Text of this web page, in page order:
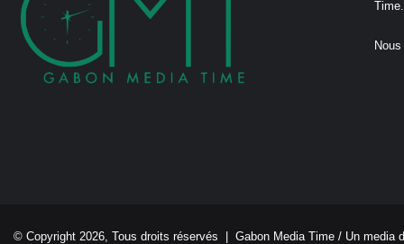
Time.
© Copyright 2026, Tous droits réservés | Gabon Media Time / Un media